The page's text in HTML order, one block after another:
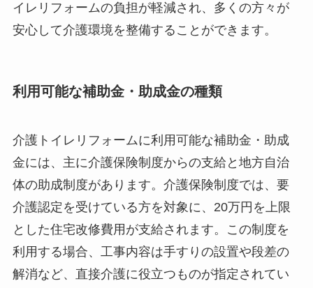
イレリフォームの負担が軽減され、多くの方々が
安心して介護環境を整備することができます。
利用可能な補助金・助成金の種類
介護トイレリフォームに利用可能な補助金・助成
金には、主に介護保険制度からの支給と地方自治
体の助成制度があります。介護保険制度では、要
介護認定を受けている方を対象に、20万円を上限
とした住宅改修費用が支給されます。この制度を
利用する場合、工事内容は手すりの設置や段差の
解消など、直接介護に役立つものが指定されてい